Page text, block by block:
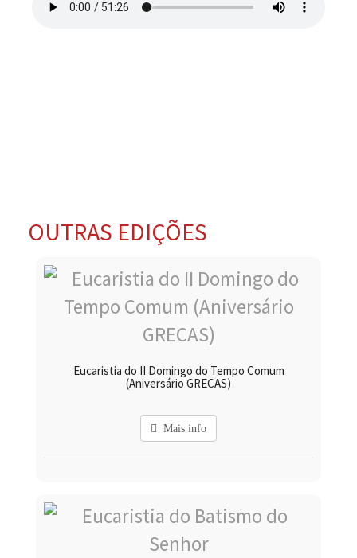
OUTRAS EDIÇÕES
Eucaristia do II Domingo do Tempo Comum
(Aniversário GRECAS)
Mais info